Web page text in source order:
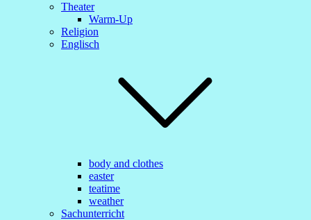
Theater
Warm-Up
Religion
Englisch
body and clothes
easter
teatime
weather
Sachunterricht